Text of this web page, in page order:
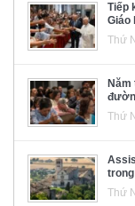
Tiếp
Giáo
Thứ
Thứ
Thứ